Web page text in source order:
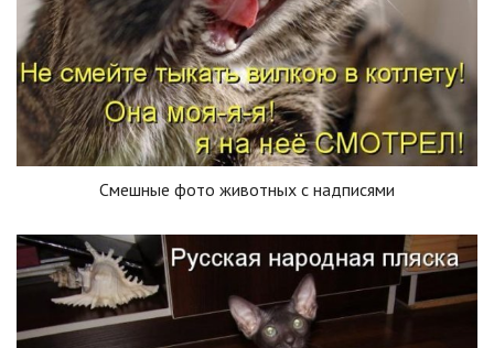
Смешные фото животных с надписями